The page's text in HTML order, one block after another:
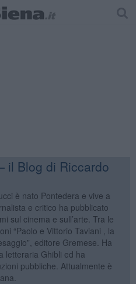
il Blog di Riccardo
è nato Pontedera e vive a
e critico ha pubblicato
sul cinema e sull’arte. Tra le
“Paolo e Vittorio Taviani , la
editore Gremese. Ha
letteraria Ghibli ed ha
pubbliche. Attualmente è